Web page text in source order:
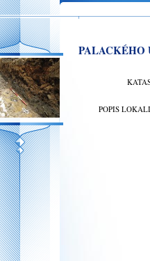
PALACKÉHO
POPIS